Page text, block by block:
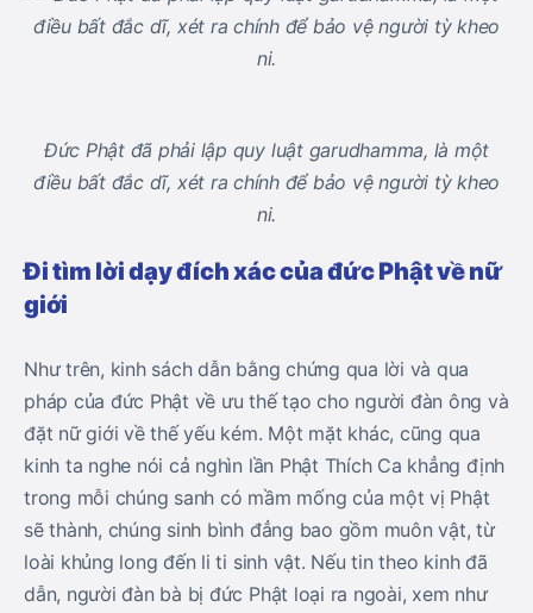
Đức Phật đã phải lập quy luật garudhamma, là một
điều bất đắc dĩ, xét ra chính để bảo vệ người tỳ kheo
ni.
Ði tìm lời dạy đích xác của đức Phật về nữ
giới
Như trên, kinh sách dẫn bằng chứng qua lời và qua
pháp của đức Phật về ưu thế tạo cho người đàn ông và
đặt nữ giới về thế yếu kém. Một mặt khác, cũng qua
kinh ta nghe nói cả nghìn lần Phật Thích Ca khẳng định
trong mỗi chúng sanh có mầm mống của một vị Phật
sẽ thành, chúng sinh bình đẳng bao gồm muôn vật, từ
loài khủng long đến li ti sinh vật. Nếu tin theo kinh đã
dẫn, người đàn bà bị đức Phật loại ra ngoài, xem như